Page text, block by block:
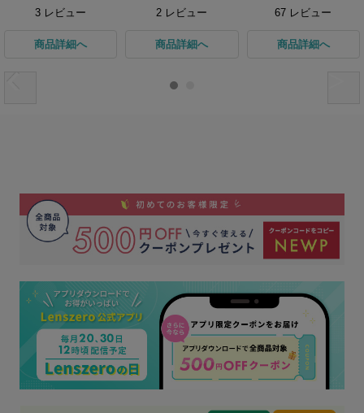
3 レビュー
商品詳細へ
2 レビュー
商品詳細へ
67 レビュー
商品詳細へ